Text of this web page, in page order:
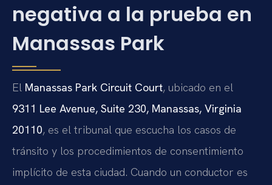
negativa a la prueba en
Manassas Park
El Manassas Park Circuit Court, ubicado en el
9311 Lee Avenue, Suite 230, Manassas, Virginia
20110, es el tribunal que escucha los casos de
tránsito y los procedimientos de consentimiento
implícito de esta ciudad. Cuando un conductor es